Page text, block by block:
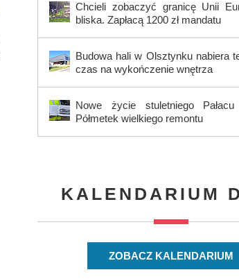
Chcieli zobaczyć granicę Unii
bliska. Zapłacą 1200 zł mandatu
Budowa hali w Olsztynku nabiera
czas na wykończenie wnętrza
Nowe życie stuletniego Pałacu
Półmetek wielkiego remontu
KALENDARIUM
ZOBACZ KALENDARIUM